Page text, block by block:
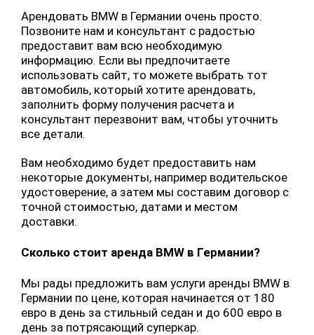
Арендовать BMW в Германии очень просто.
Позвоните нам и консультант с радостью
предоставит вам всю необходимую
информацию. Если вы предпочитаете
использовать сайт, то можете выбрать тот
автомобиль, который хотите арендовать,
заполнить форму получения расчета и
консультант перезвонит вам, чтобы уточнить
все детали.
Вам необходимо будет предоставить нам
некоторые документы, например водительское
удостоверение, а затем мы составим договор с
точной стоимостью, датами и местом
доставки.
Сколько стоит аренда BMW в Германии?
Мы рады предложить вам услуги аренды BMW в
Германии по цене, которая начинается от 180
евро в день за стильный седан и до 600 евро в
день за потрясающий суперкар.